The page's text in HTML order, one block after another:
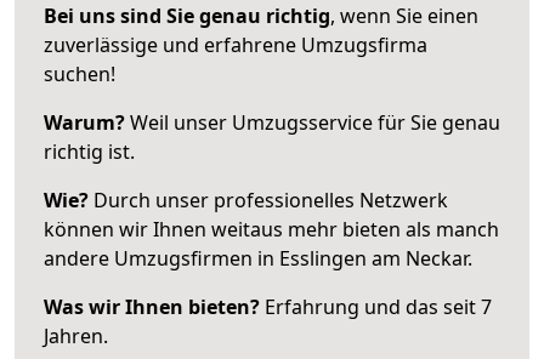
Bei uns sind Sie genau richtig, wenn Sie einen
zuverlässige und erfahrene Umzugsfirma
suchen!
Warum?Weil unser Umzugsservice für Sie genau
richtig ist.
Wie? Durch unser professionelles Netzwerk
können wir Ihnen weitaus mehr bieten als manch
andere Umzugsfirmen in Esslingen am Neckar.
Was wir Ihnen bieten? Erfahrung und das seit 7
Jahren.